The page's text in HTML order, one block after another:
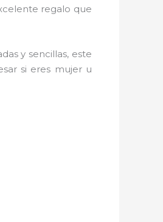
regalo que
y sencillas, este
si eres mujer u